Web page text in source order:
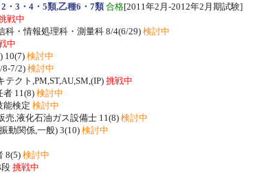
・3・4・5類,乙種6・7類 合格[2011年2月-2012年2月期試験]
戦中
科・情報処理科・測量科 8/4(6/29)検討中
中
10(7) 検討中
8-7/2) 検討中
クト,PM,ST,AU,SM,(IP) 挑戦中
者 11(8) 検討中
能検定 検討中
売,液化石油ガス設備士 11(8)検討中
動関係,一般) 3(10)検討中
8(5) 検討中
挑戦中